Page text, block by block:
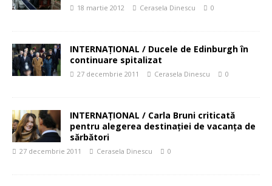
18 martie 2012 Cerasela Dinescu 0
INTERNAŢIONAL / Ducele de Edinburgh în
continuare spitalizat
27 decembrie 2011 Cerasela Dinescu 0
INTERNAŢIONAL / Carla Bruni criticată
pentru alegerea destinaţiei de vacanţa de
sărbători
27 decembrie 2011 Cerasela Dinescu 0